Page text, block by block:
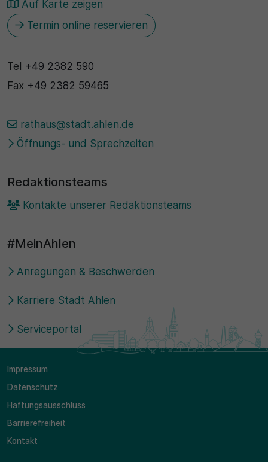
Auf Karte zeigen
Termin online reservieren
Tel +49 2382 590
Fax +49 2382 59465
rathaus@stadt.ahlen.de
Öffnungs- und Sprechzeiten
Redaktionsteams
Kontakte unserer Redaktionsteams
#MeinAhlen
Anregungen & Beschwerden
Karriere Stadt Ahlen
Serviceportal
Impressum
Datenschutz
Haftungsausschluss
Barrierefreiheit
Kontakt